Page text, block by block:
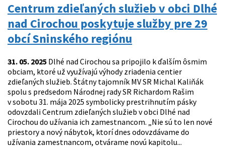
Centrum zdieľaných služieb v obci Dlhé
nad Cirochou poskytuje služby pre 29
obcí Sninského regiónu
31. 05. 2025 Dlhé nad Cirochou sa pripojilo k ďalším ôsmim
obciam, ktoré už využívajú výhody zriadenia centier
zdieľaných služieb. Štátny tajomník MV SR Michal Kaliňák
spolu s predsedom Národnej rady SR Richardom Rašim
v sobotu 31. mája 2025 symbolicky prestrihnutím pásky
odovzdali Centrum zdieľaných služieb v obci Dlhé nad
Cirochou do užívania ich zamestnancom. „Nie sú to len nové
priestory a nový nábytok, ktorí dnes odovzdávame do
užívania zamestnancom, otvárame novú kapitolu...